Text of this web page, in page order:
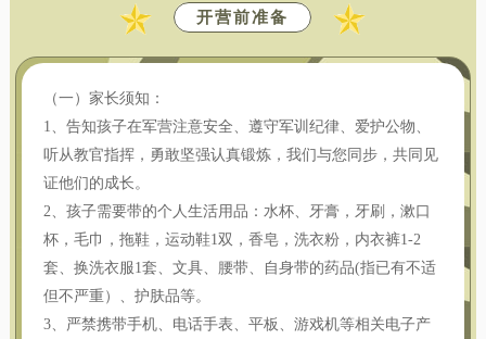
开营前准备
（一）家长须知：
1、告知孩子在军营注意安全、遵守军训纪律、爱护公物、
听从教官指挥，勇敢坚强认真锻炼，我们与您同步，共同见
证他们的成长。
2、孩子需要带的个人生活用品：水杯、牙膏，牙刷，漱口
杯，毛巾，拖鞋，运动鞋1双，香皂，洗衣粉，内衣裤1-2
套、换洗衣服1套、文具、腰带、自身带的药品(指已有不适
但不严重）、护肤品等。
3、严禁携带手机、电话手表、平板、游戏机等相关电子产